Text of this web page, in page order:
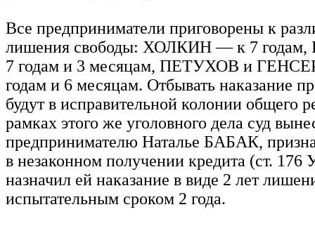
Все предприниматели приговорены к
лишения свободы: ХОЛКИН — к 7
7 годам и 3 месяцам, ПЕТУХОВ и
годам и 6 месяцам. Отбывать наказание
будут в исправительной колонии общего
рамках этого же уголовного дела суд
предпринимателю Наталье БАБАК,
в незаконном получении кредита (ст.
назначил ей наказание в виде 2 лет
испытательным сроком 2 года.